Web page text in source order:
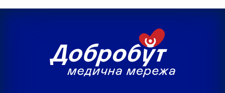
Володимирович
Стоматолог-
терапевт,8 років
Маркович
Марина
Павлівна
Стоматолог-
досвіду